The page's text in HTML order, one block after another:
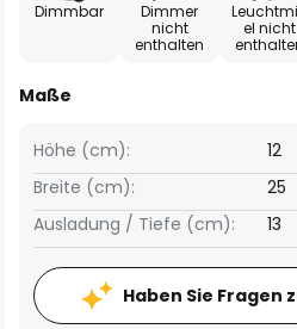
Dimmbar
Dimmer
nicht
enthalten
el nicht
Maße
Breite (cm): 25
Höhe (cm): 12
Ausladung / Tiefe (cm): 13
Haben Sie Fragen